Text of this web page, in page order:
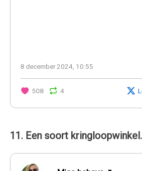
8 december 2024, 10:55
508 4
11. Een soort kringloopwinkel.